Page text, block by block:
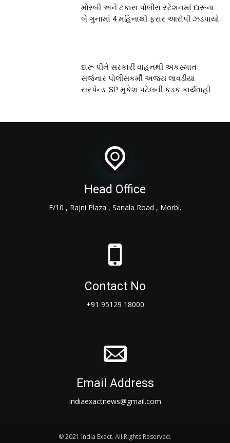
મોરબી અને ટંકારા પોલીસ સ્ટેશનમાં દારૂના
બે ગુનામાં 4 મહિનાથી ફરાર આરોપી ઝડપાયો
દારૂ પીને સરકારી વાહનથી અકસ્માત
સર્જનાર પોલીસકર્મી અજય લાવડીયા
સસ્પેન્ડ: SP મુકેશ પટેલની કડક કાર્યવાહી
Head Office
F/10 , Rajni Plaza , Sanala Road , Morbi.
Contact No
+91 95129 18000
Email Address
indiaexactnews@gmail.com
© 2021 India Exact. All Rights Reserved.